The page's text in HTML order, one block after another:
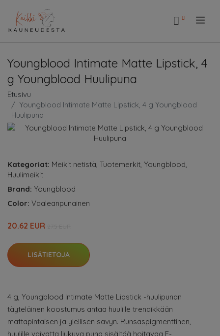
Youngblood Intimate Matte Lipstick, 4
g Youngblood Huulipuna
Etusivu
Youngblood Intimate Matte Lipstick, 4 g Youngblood
Huulipuna
Kategoriat: Meikit netistä, Tuotemerkit, Youngblood,
Huulimeikit
Brand: Youngblood
Color: Vaaleanpunainen
20.62 EUR
LISÄTIETOJA
4 g, Youngblood Intimate Matte Lipstick -huulipunan
täyteläinen koostumus antaa huulille trendikkään
mattapintaisen ja ylellisen sävyn. Runsaspigmenttinen,
huulille vaivatta liukuva puna sisältää hoitavaa E-